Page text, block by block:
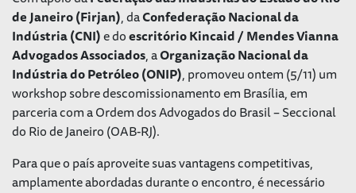
de Janeiro (Firjan), daConfederação Nacional da
Indústria (CNI)e doescritório Kincaid / Mendes Vianna
Advogados Associados, aOrganização Nacional da
Indústria do Petróleo (ONIP), promoveu ontem (5/11) um
workshop sobre descomissionamento em Brasília, em
parceria com a Ordem dos Advogados do Brasil – Seccional
do Rio de Janeiro (OAB-RJ).
Para que o país aproveite suas vantagens competitivas,
amplamente abordadas durante o encontro, é necessário